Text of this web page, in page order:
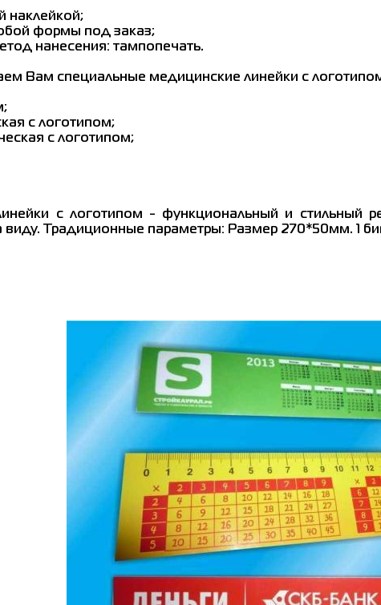
наклейкой;
формы под заказ;
нанесения: тампопечать.
Вам специальные медицинские линейки с
с логотипом;
с логотипом;
с логотипом - функциональный и стильный
виду. Традиционные параметры: Размер 270*50мм. 1